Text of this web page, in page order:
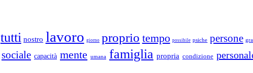
tutti nostro lavoro giorno proprio tempo possibile psiche persone
sociale capacità mente umana famiglia propria condizione